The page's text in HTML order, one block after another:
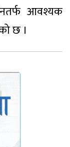
आवश्यक
छ ।